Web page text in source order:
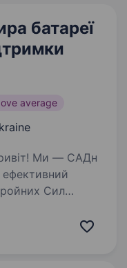
батареї
average
Сил
один